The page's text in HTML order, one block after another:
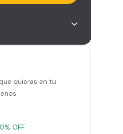
a + 2.000
con 5 amigos al
- Tu plan de
personalizado
(entrenamientos en
quieras en tu
OFF